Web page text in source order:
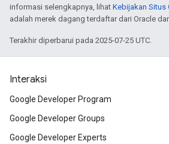
informasi selengkapnya, lihat Kebijakan Situs
adalah merek dagang terdaftar dari Oracle
Terakhir diperbarui pada 2025-07-25 UTC.
Interaksi
Google Developer Program
Google Developer Groups
Google Developer Experts